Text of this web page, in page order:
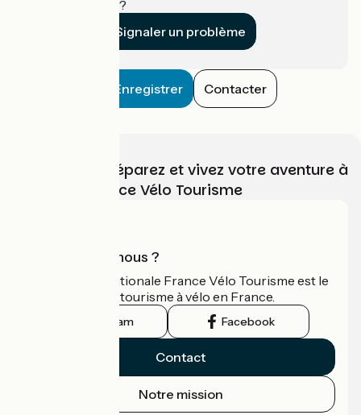
établissement ?
Signaler un problème
Enregistrer Contacter
Choisissez, préparez et vivez votre aventure à
vélo avec France Vélo Tourisme
Qui sommes-nous ?
L'association nationale France Vélo Tourisme est le
guide officiel du tourisme à vélo en France.
Instagram Facebook
Contact
Notre mission